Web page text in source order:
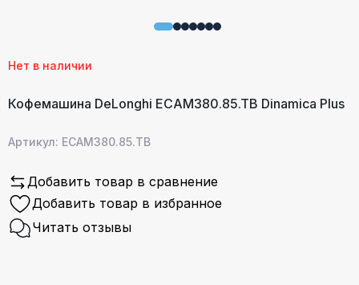
Нет в наличии
Кофемашина DeLonghi ECAM380.85.TB Dinamica Plus
Артикул: ECAM380.85.TB
Добавить товар в сравнение
Добавить товар в избранное
Читать отзывы